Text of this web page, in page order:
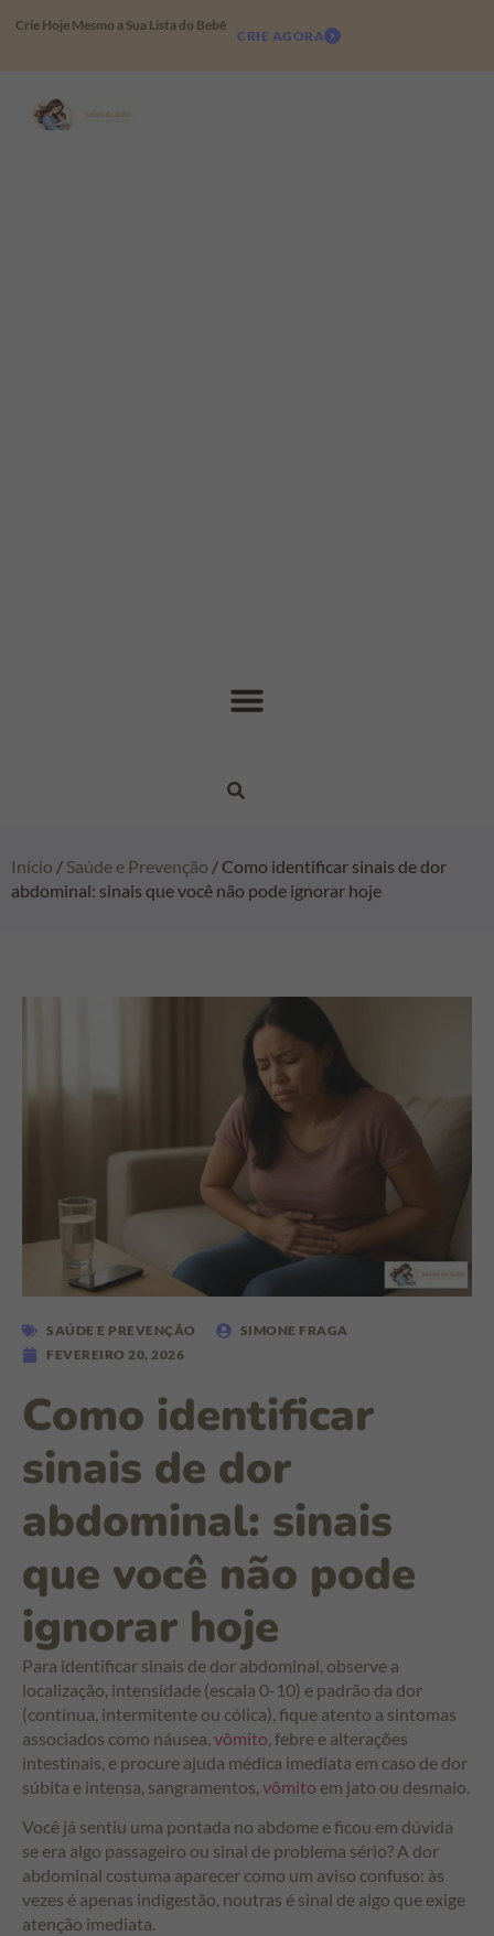
Crie Hoje Mesmo a Sua Lista do Bebê
CRIE AGORA
Início / Saúde e Prevenção / Como identificar sinais de dor
abdominal: sinais que você não pode ignorar hoje
SAÚDE E PREVENÇÃO
SIMONE FRAGA
FEVEREIRO 20, 2026
Como identificar
sinais de dor
abdominal: sinais
que você não pode
ignorar hoje
Para identificar sinais de dor abdominal, observe a
localização, intensidade (escala 0-10) e padrão da dor
(contínua, intermitente ou cólica), fique atento a sintomas
associados como náusea, vômito, febre e alterações
intestinais, e procure ajuda médica imediata em caso de dor
súbita e intensa, sangramentos, vômito em jato ou desmaio.
Você já sentiu uma pontada no abdome e ficou em dúvida
se era algo passageiro ou sinal de problema sério? A dor
abdominal costuma aparecer como um aviso confuso: às
vezes é apenas indigestão, noutras é sinal de algo que exige
atenção imediata.